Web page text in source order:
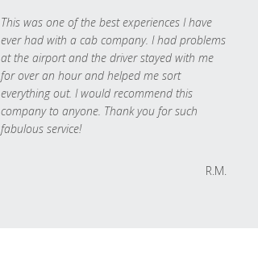
This was one of the best experiences I have
ever had with a cab company. I had problems
at the airport and the driver stayed with me
for over an hour and helped me sort
everything out. I would recommend this
company to anyone. Thank you for such
fabulous service!
R.M.